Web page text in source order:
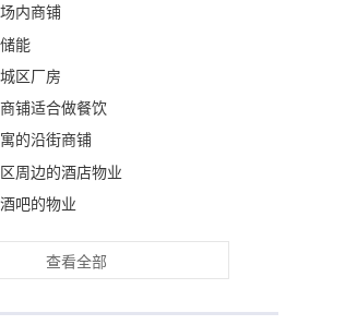
内商铺
能
区厂房
铺适合做餐饮
的沿街商铺
周边的酒店物业
吧的物业
查看全部